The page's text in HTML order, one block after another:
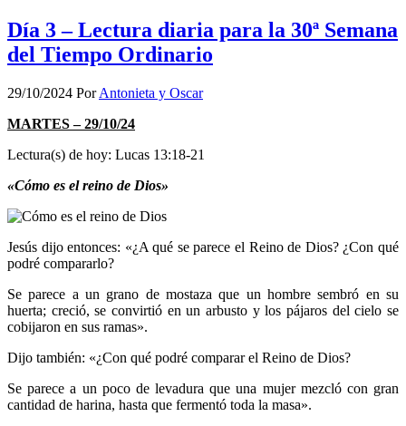
Día 3 – Lectura diaria para la 30ª Semana
del Tiempo Ordinario
29/10/2024 PorAntonieta y Oscar
MARTES – 29/10/24
Lectura(s) de hoy: Lucas 13:18-21
«Cómo es el reino de Dios»
Jesús dijo entonces: «¿A qué se parece el Reino de Dios? ¿Con qué
podré compararlo?
Se parece a un grano de mostaza que un hombre sembró en su
huerta; creció, se convirtió en un arbusto y los pájaros del cielo se
cobijaron en sus ramas».
Dijo también: «¿Con qué podré comparar el Reino de Dios?
Se parece a un poco de levadura que una mujer mezcló con gran
cantidad de harina, hasta que fermentó toda la masa».